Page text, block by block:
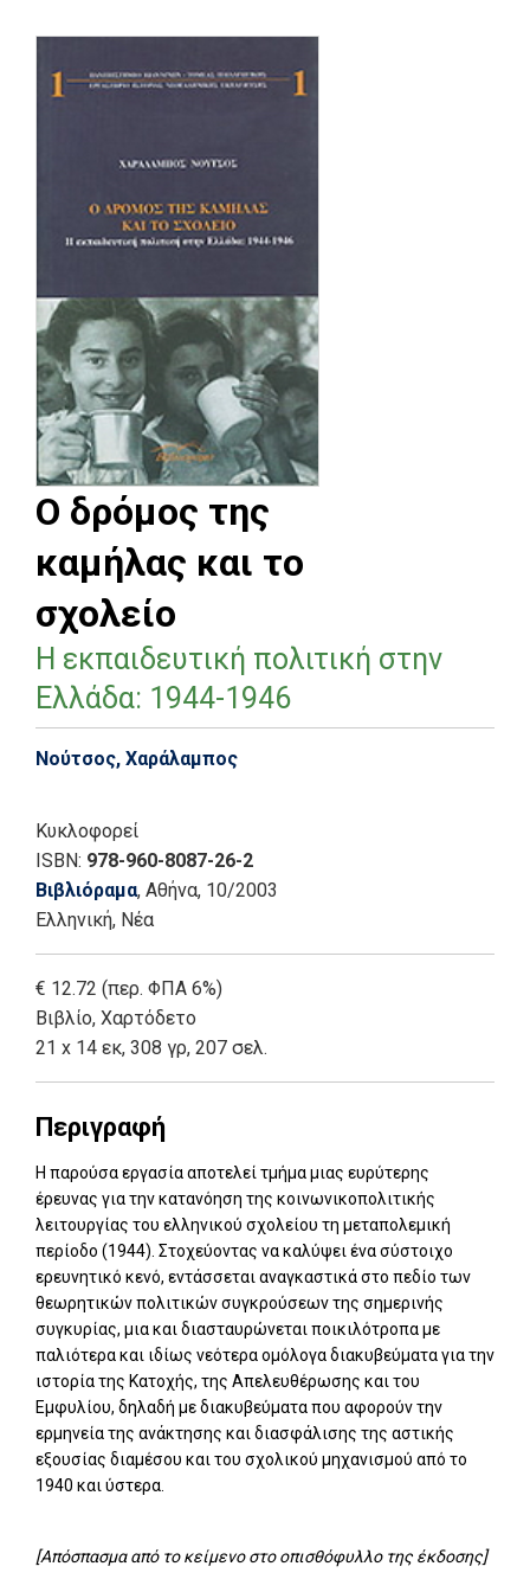
Ο δρόμος της
καμήλας και το
σχολείο
Η εκπαιδευτική πολιτική στην
Ελλάδα: 1944-1946
Νούτσος, Χαράλαμπος
Κυκλοφορεί
ISBN: 978-960-8087-26-2
Βιβλιόραμα, Αθήνα, 10/2003
Ελληνική, Νέα
€ 12.72 (περ. ΦΠΑ 6%)
Βιβλίο, Χαρτόδετο
21 x 14 εκ, 308 γρ, 207 σελ.
Περιγραφή
Η παρούσα εργασία αποτελεί τμήμα μιας ευρύτερης
έρευνας για την κατανόηση της κοινωνικοπολιτικής
λειτουργίας του ελληνικού σχολείου τη μεταπολεμική
περίοδο (1944). Στοχεύοντας να καλύψει ένα σύστοιχο
ερευνητικό κενό, εντάσσεται αναγκαστικά στο πεδίο των
θεωρητικών πολιτικών συγκρούσεων της σημερινής
συγκυρίας, μια και διασταυρώνεται ποικιλότροπα με
παλιότερα και ιδίως νεότερα ομόλογα διακυβεύματα για την
ιστορία της Κατοχής, της Απελευθέρωσης και του
Εμφυλίου, δηλαδή με διακυβεύματα που αφορούν την
ερμηνεία της ανάκτησης και διασφάλισης της αστικής
εξουσίας διαμέσου και του σχολικού μηχανισμού από το
1940 και ύστερα.
[Απόσπασμα από το κείμενο στο οπισθόφυλλο της έκδοσης]